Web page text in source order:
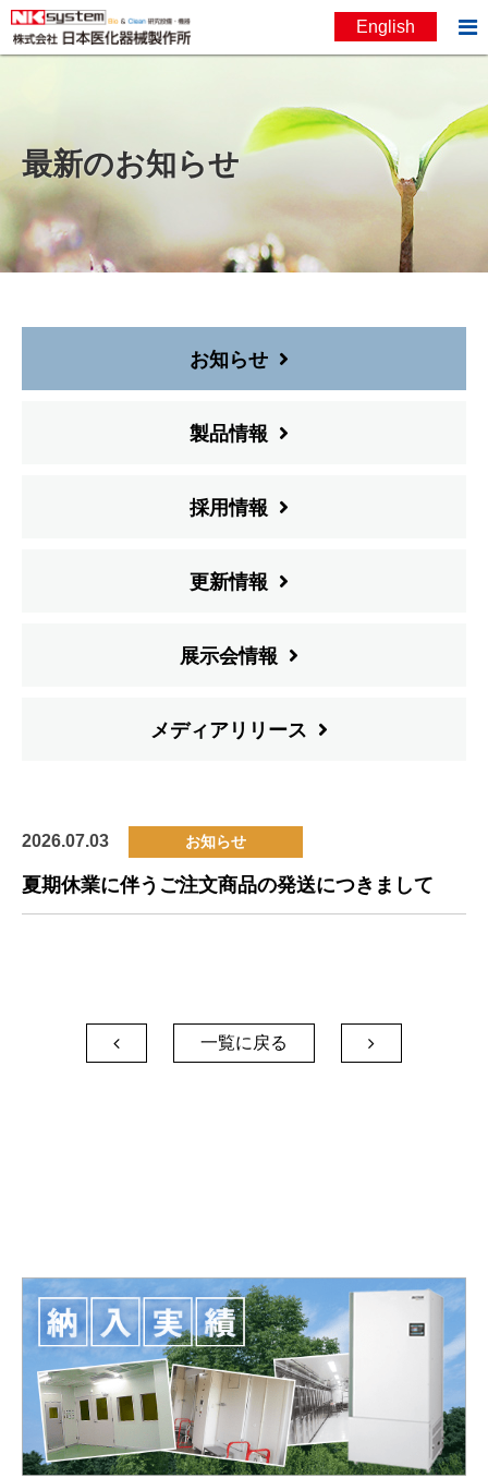
English 
最新のお知らせ
お知らせ
製品情報
採用情報
更新情報
展示会情報
メディアリリース
2026.07.03 お知らせ
夏期休業に伴うご注文商品の発送につきまして
 一覧に戻る 